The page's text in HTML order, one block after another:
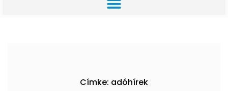
Címke: adóhírek